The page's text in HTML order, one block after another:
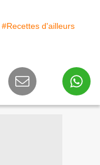
#Recettes d'ailleurs